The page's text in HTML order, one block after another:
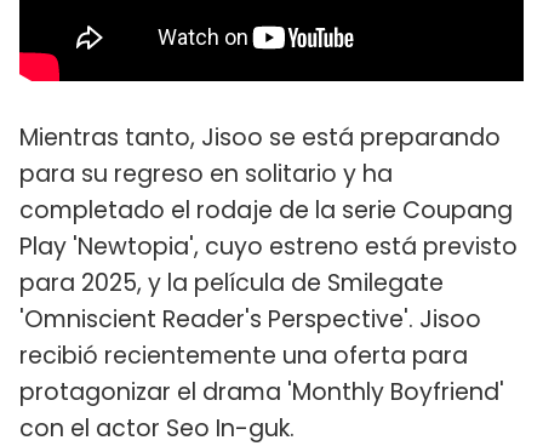
Mientras tanto, Jisoo se está preparando
para su regreso en solitario y ha
completado el rodaje de la serie Coupang
Play 'Newtopia', cuyo estreno está previsto
para 2025, y la película de Smilegate
'Omniscient Reader's Perspective'. Jisoo
recibió recientemente una oferta para
protagonizar el drama 'Monthly Boyfriend'
con el actor Seo In-guk.